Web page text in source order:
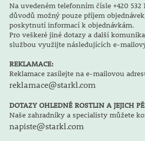
Na uvedeném telefonním čísle +420 532
důvodů možný pouze příjem
poskytnutí informací k objednávkám.
Pro veškeré jiné dotazy a další
službou využijte následujících e-
REKLAMACE:
Reklamace zasílejte na e-mailovou
reklamace@starkl.com
DOTAZY OHLEDNĚ ROSTLIN A JEJICH
Naše zahradníky a specialisty můžete
napiste@starkl.com